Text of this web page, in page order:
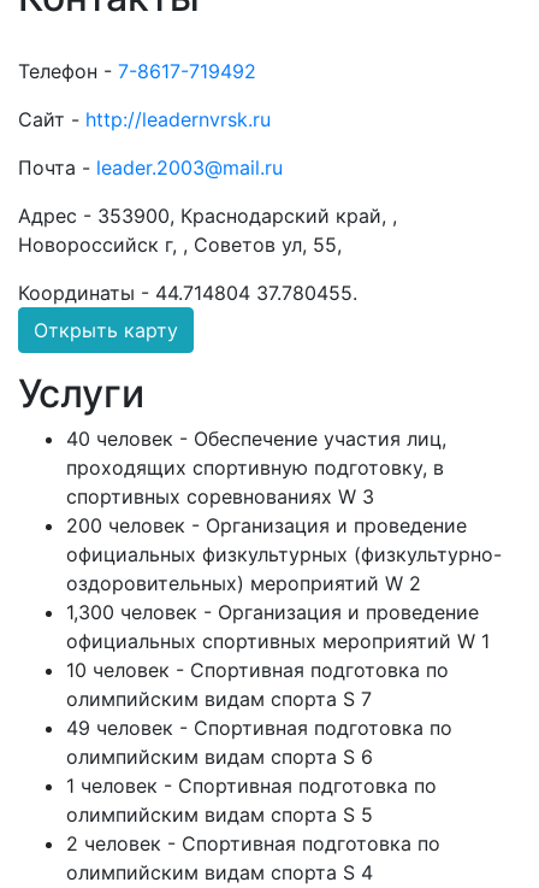
Телефон - 7-8617-719492
Сайт - http://leadernvrsk.ru
Почта - leader.2003@mail.ru
Адрес - 353900, Краснодарский край, ,
Новороссийск г, , Советов ул, 55,
Координаты - 44.714804 37.780455.
Открыть карту
Услуги
40 человек - Обеспечение участия лиц,
проходящих спортивную подготовку, в
спортивных соревнованиях W 3
200 человек - Организация и проведение
официальных физкультурных (физкультурно-
оздоровительных) мероприятий W 2
1,300 человек - Организация и проведение
официальных спортивных мероприятий W 1
10 человек - Спортивная подготовка по
олимпийским видам спорта S 7
49 человек - Спортивная подготовка по
олимпийским видам спорта S 6
1 человек - Спортивная подготовка по
олимпийским видам спорта S 5
2 человек - Спортивная подготовка по
олимпийским видам спорта S 4